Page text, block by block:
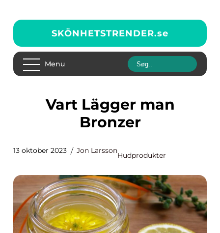
SKÖNHETSTRENDER.se
Menu
Vart Lägger man
Bronzer
13 oktober 2023 Jon Larsson
Hudprodukter